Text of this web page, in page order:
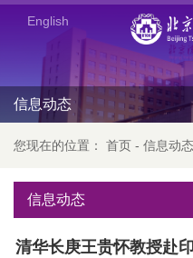
English
信息动态
您现在的位置： 首页 - 信息动态
信息动态
清华长庚王贵怀教授赴